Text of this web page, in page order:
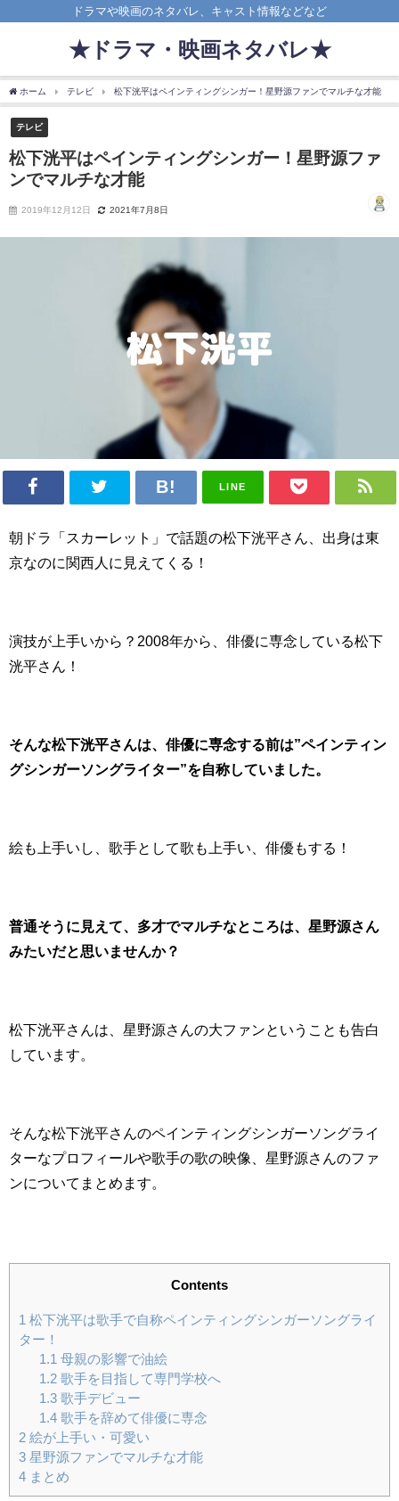
ドラマや映画のネタバレ、キャスト情報などなど
★ドラマ・映画ネタバレ★
ホーム テレビ 松下洸平はペインティングシンガー！星野源ファンでマルチな才能
テレビ
松下洸平はペインティングシンガー！星野源ファ
ンでマルチな才能
2019年12月12日 2021年7月8日
LINE
朝ドラ「スカーレット」で話題の松下洸平さん、出身は東
京なのに関西人に見えてくる！
演技が上手いから？2008年から、俳優に専念している松下
洸平さん！
そんな松下洸平さんは、俳優に専念する前は”ペインティン
グシンガーソングライター”を自称していました。
絵も上手いし、歌手として歌も上手い、俳優もする！
普通そうに見えて、多才でマルチなところは、星野源さん
みたいだと思いませんか？
松下洸平さんは、星野源さんの大ファンということも告白
しています。
そんな松下洸平さんのペインティングシンガーソングライ
ターなプロフィールや歌手の歌の映像、星野源さんのファ
ンについてまとめます。
Contents
1 松下洸平は歌手で自称ペインティングシンガーソングライ
ター！
1.1 母親の影響で油絵
1.2歌手を目指して専門学校へ
1.3歌手デビュー
1.4歌手を辞めて俳優に専念
2 絵が上手い・可愛い
3 星野源ファンでマルチな才能
4 まとめ